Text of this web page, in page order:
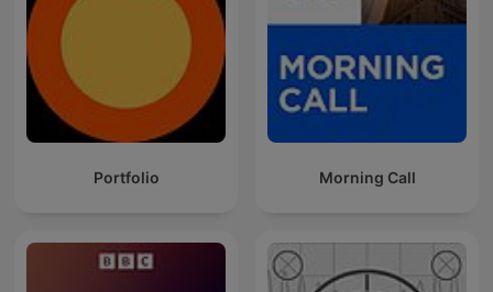
Portfolio Morning Call